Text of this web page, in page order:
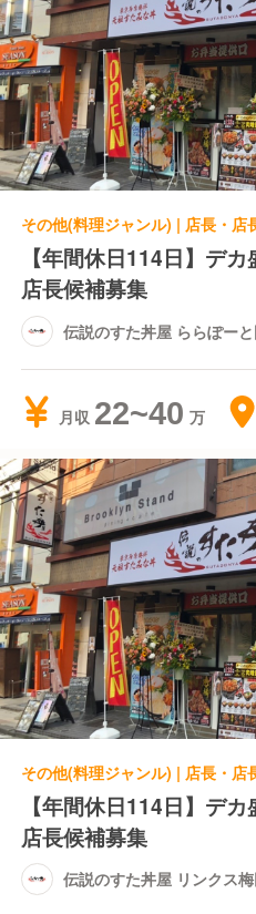
【年間休日114日】デ
店長候補募集
伝説のすた丼屋 ららぽー
月収 22~40
【年間休日114日】デ
店長候補募集
伝説のすた丼屋 リンクス